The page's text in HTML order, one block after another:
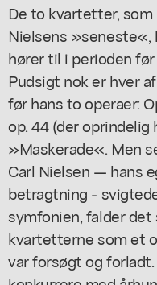
De to kvartetter, som
Nielsens »seneste«,
hører til i perioden
Pudsigt nok er hver
før hans to operaer:
op. 44 (der
»Maskerade«. Men
Carl Nielsen — hans
betragtning -
symfonien, falder
kvartetterne som et
var forsøgt og